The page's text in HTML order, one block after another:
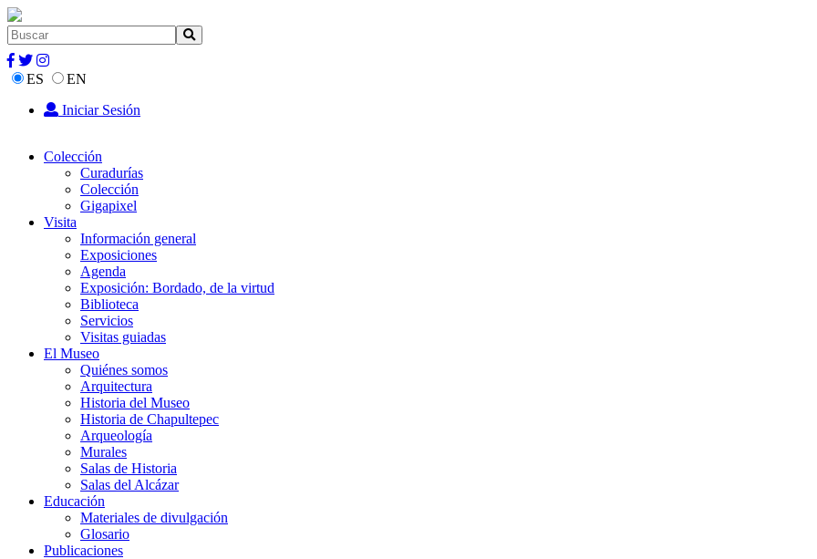
ES
EN
Iniciar Sesión
Colección
Curadurías
Colección
Gigapixel
Visita
Información general
Exposiciones
Agenda
Exposición: Bordado, de la virtud
Biblioteca
Servicios
Visitas guiadas
El Museo
Quiénes somos
Arquitectura
Historia del Museo
Historia de Chapultepec
Arqueología
Murales
Salas de Historia
Salas del Alcázar
Educación
Materiales de divulgación
Glosario
Publicaciones